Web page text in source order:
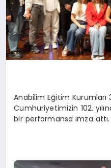
Anabilim Eğitim Kurumları
Cumhuriyetimizin 102.
bir performansa imza attı.